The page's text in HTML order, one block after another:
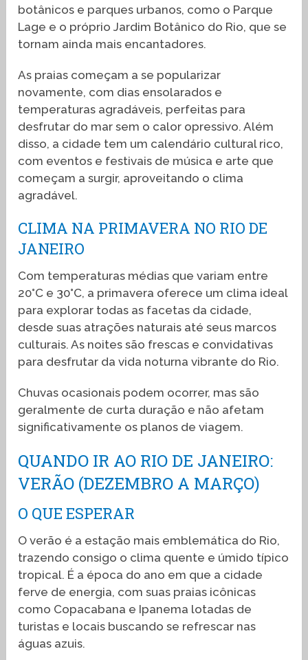
botânicos e parques urbanos, como o Parque
Lage e o próprio Jardim Botânico do Rio, que se
tornam ainda mais encantadores.
As praias começam a se popularizar
novamente, com dias ensolarados e
temperaturas agradáveis, perfeitas para
desfrutar do mar sem o calor opressivo. Além
disso, a cidade tem um calendário cultural rico,
com eventos e festivais de música e arte que
começam a surgir, aproveitando o clima
agradável.
CLIMA NA PRIMAVERA NO RIO DE
JANEIRO
Com temperaturas médias que variam entre
20°C e 30°C, a primavera oferece um clima ideal
para explorar todas as facetas da cidade,
desde suas atrações naturais até seus marcos
culturais. As noites são frescas e convidativas
para desfrutar da vida noturna vibrante do Rio.
Chuvas ocasionais podem ocorrer, mas são
geralmente de curta duração e não afetam
significativamente os planos de viagem.
QUANDO IR AO RIO DE JANEIRO:
VERÃO (DEZEMBRO A MARÇO)
O QUE ESPERAR
O verão é a estação mais emblemática do Rio,
trazendo consigo o clima quente e úmido típico
tropical. É a época do ano em que a cidade
ferve de energia, com suas praias icônicas
como Copacabana e Ipanema lotadas de
turistas e locais buscando se refrescar nas
águas azuis.